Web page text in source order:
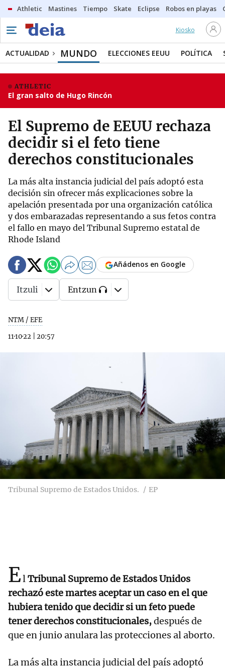
Athletic Mastines Tiempo Skate Eclipse Robos en playas
Kiosko
ACTUALIDAD MUNDO ELECCIONES EEUU POLÍTICA
ATHLETIC
El gran salto de Hugo Rincón
El Supremo de EEUU rechaza
decidir si el feto tiene
derechos constitucionales
La más alta instancia judicial del país adoptó esta
decisión sin ofrecer más explicaciones sobre la
apelación presentada por una organización católica
y dos embarazadas representando a sus fetos contra
el fallo en mayo del Tribunal Supremo estatal de
Rhode Island
NTM / EFE
11·10·22
20:57
Añádenos en Google
Itzuli Entzun
Tribunal Supremo de Estados Unidos. EP
ElTribunal Supremo de Estados Unidos
rechazó este martes aceptar un caso en el que
hubiera tenido que decidir si un feto puede
tener derechos constitucionales,después de
que en junio anulara las protecciones al aborto.
La más alta instancia judicial del país adoptó